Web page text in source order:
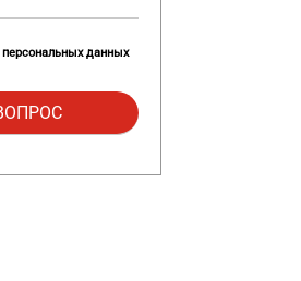
персональных данных